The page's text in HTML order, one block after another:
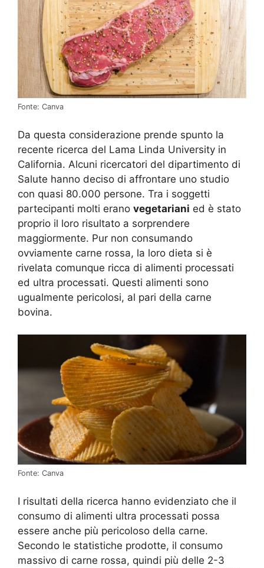
Fonte: Canva
Da questa considerazione prende spunto la
recente ricerca del Lama Linda University in
California. Alcuni ricercatori del dipartimento di
Salute hanno deciso di affrontare uno studio
con quasi 80.000 persone. Tra i soggetti
partecipanti molti erano vegetariani ed è stato
proprio il loro risultato a sorprendere
maggiormente. Pur non consumando
ovviamente carne rossa, la loro dieta si è
rivelata comunque ricca di alimenti processati
ed ultra processati. Questi alimenti sono
ugualmente pericolosi, al pari della carne
bovina.
Fonte: Canva
I risultati della ricerca hanno evidenziato che il
consumo di alimenti ultra processati possa
essere anche più pericoloso della carne.
Secondo le statistiche prodotte, il consumo
massivo di carne rossa, quindi più delle 2-3